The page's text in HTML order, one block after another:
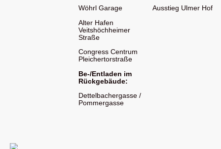
Wöhrl Garage
Alter Hafen
Veitshöchheimer
Straße
Congress Centrum
Pleichertorstraße
Be-/Entladen im
Rückgebäude:
Dettelbachergasse /
Pommergasse
Ausstieg Ulmer Hof